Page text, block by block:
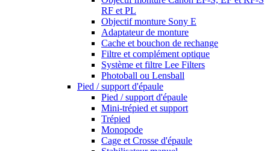
RF et PL
Objectif monture Sony E
Adaptateur de monture
Cache et bouchon de rechange
Filtre et complément optique
Système et filtre Lee Filters
Photoball ou Lensball
Pied / support d'épaule
Pied / support d'épaule
Mini-trépied et support
Trépied
Monopode
Cage et Crosse d'épaule